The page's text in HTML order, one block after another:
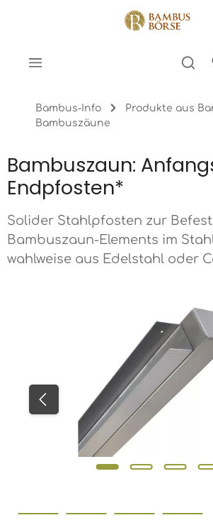
Bambus-Info
Produkte aus
Bambuszäune
Bambuszaun:
Endpfosten*
Solider Stahlpfosten zur
Bambuszaun-Elements im
wahlweise aus Edelstahl oder